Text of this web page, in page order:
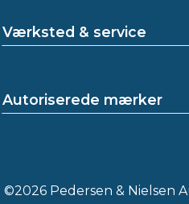
Værksted & service
Autoriserede mærker
©2026 Pedersen & Nielsen